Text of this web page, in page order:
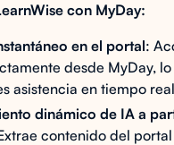
con MyDay:
en el portal:
desde MyDay,
asistencia en tiempo
dinámico de IA a
contenido del